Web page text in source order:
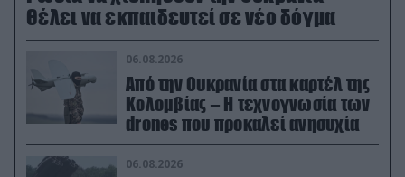
Θέλει να εκπαιδευτεί σε νέο δόγμα
06.08.2026
Από την Ουκρανία στα καρτέλ της
Κολομβίας – Η τεχνογνωσία των
drones που προκαλεί ανησυχία
06.08.2026